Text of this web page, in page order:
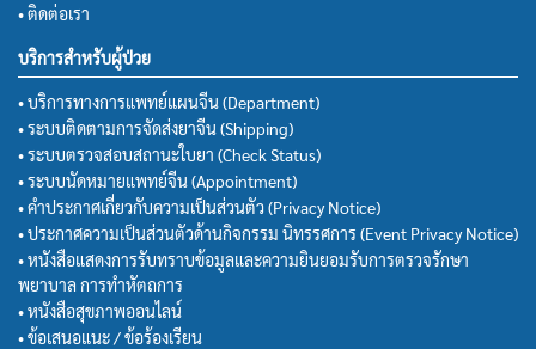
• ติดต่อเรา
บริการสำหรับผู้ป่วย
• บริการทางการแพทย์แผนจีน (Department)
• ระบบติดตามการจัดส่งยาจีน (Shipping)
• ระบบตรวจสอบสถานะใบยา (Check Status)
• ระบบนัดหมายแพทย์จีน (Appointment)
• คำประกาศเกี่ยวกับความเป็นส่วนตัว (Privacy Notice)
• ประกาศความเป็นส่วนตัวด้านกิจกรรม นิทรรศการ (Event Privacy Notice)
• หนังสือแสดงการรับทราบข้อมูลและความยินยอมรับการตรวจรักษา
พยาบาล การทำหัตถการ
• หนังสือสุขภาพออนไลน์
• ข้อเสนอแนะ / ข้อร้องเรียน